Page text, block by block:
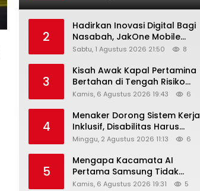
2
Hadirkan Inovasi Digital Bagi
Nasabah, JakOne Mobile
Antar Bank Jakarta Sukses
Awards 2026
Sabtu, 1 Agustus 2026 21:50 8
3
Kisah Awak Kapal Pertamina
Bertahan di Tengah Risiko
Pelayaran Selat Hormuz
Kamis, 6 Agustus 2026 19:43 6
4
Menaker Dorong Sistem Kerja
Inklusif, Disabilitas Harus
Dapat Kesempatan Setara
Minggu, 2 Agustus 2026 11:13 6
5
Mengapa Kacamata AI
Pertama Samsung Tidak
Dibekali Layar?
Kamis, 6 Agustus 2026 19:31 5